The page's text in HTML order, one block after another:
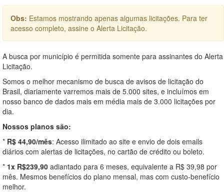
Obs: Estamos mostrando apenas algumas licitações. Para ter
acesso completo, assine o Alerta Licitação.
A busca por município é permitida somente para assinantes do Alerta
Licitação.
Somos o melhor mecanismo de busca de avisos de licitação do
Brasil, diariamente varremos mais de 5.000 sites, e incluímos em
nosso banco de dados mais em média mais de 3.000 licitações por
dia.
Nossos planos são:
* R$ 44,90/mês: Acesso ilimitado ao site e envio de dois emails
diários com alertas de licitações, no cartão de crédito ou boleto.
* 1x R$239,90 adiantado para 6 meses, equivalente a R$ 39,98 por
mês. Mesmos benefícios do plano mensal, mas com custo-benefício
melhor.